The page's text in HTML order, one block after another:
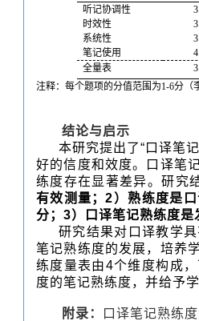
听记协调性
时效性
系统性
笔记使用
全量表
注释：每个题项的分值范围为1-6分（
结论与启示
本研究提出了“口译笔
好的信度和效度。口译笔
练度存在显著差异。研究
有效测量；2）熟练度是
分；3）口译笔记熟练度
研究结果对口译教学
笔记熟练度的发展，培养
练度量表由4个维度构成
度的笔记熟练度，并给予
附录：
口译笔记熟练